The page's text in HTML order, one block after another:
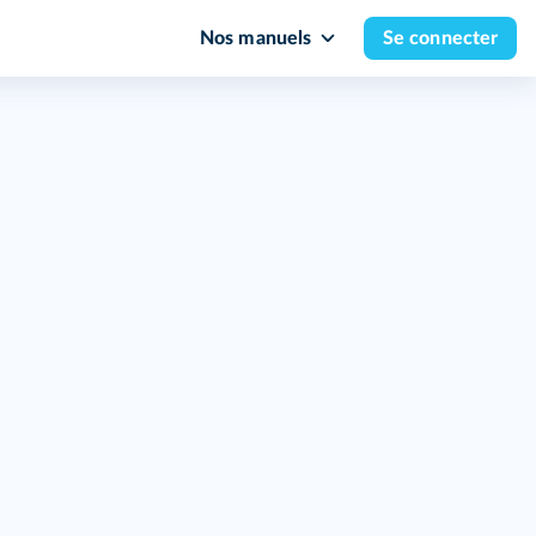
Nos manuels Se connecter